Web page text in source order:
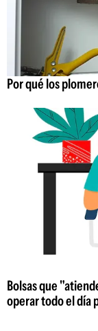
Por qué los
Bolsas que
operar todo el día